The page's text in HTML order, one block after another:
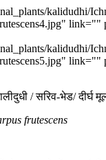
kalidudhi/
link=""
kalidudhi/
link=""
/ सरिव-भेड/ दीर्घ
frutescens